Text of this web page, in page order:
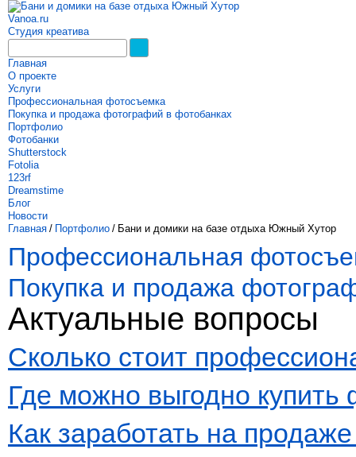
Vanoa.ru
Студия креатива
Главная
О проекте
Услуги
Профессиональная фотосъемка
Покупка и продажа фотографий в фотобанках
Портфолио
Фотобанки
Shutterstock
Fotolia
123rf
Dreamstime
Блог
Новости
Главная / Портфолио / Бани и домики на базе отдыха Южный Хутор
Профессиональная
Покупка и продажа
Актуальные вопросы
Сколько стоит
Где можно выгодно
Как заработать на